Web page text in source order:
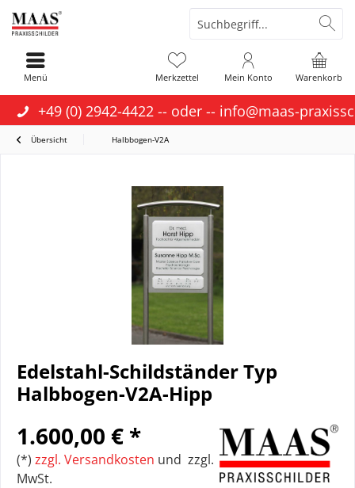
+49 (0) 2942-4422 -- oder -- info@maas-
Warenkorb
Merkzettel Mein Konto
Menü
Übersicht Halbbogen-V2A
Edelstahl-Schildständer Typ
Halbbogen-V2A-Hipp
1.600,00 € *
(*) zzgl. Versandkosten und zzgl.
MwSt.